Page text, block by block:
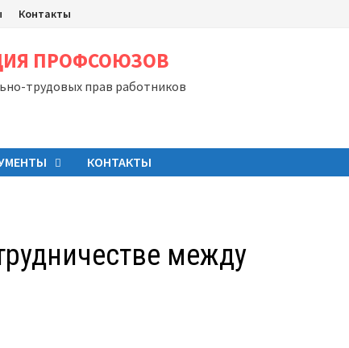
Контакты
ПРОФСОЮЗОВ
трудовых прав работников
КОНТАКТЫ
между